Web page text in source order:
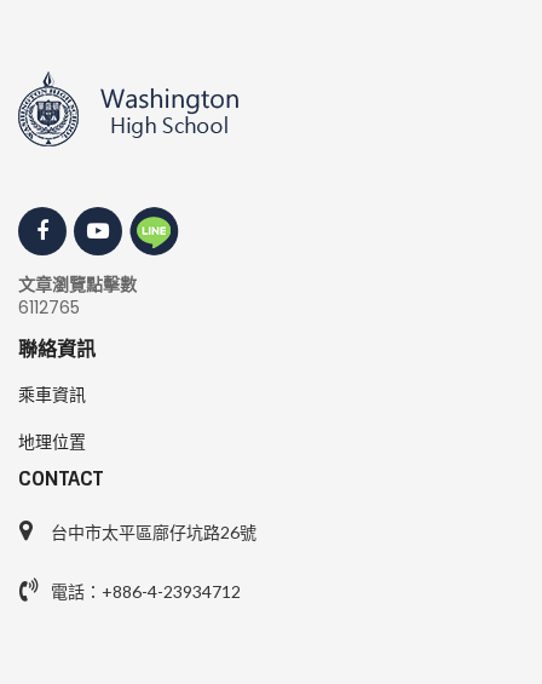
文章瀏覽點擊數
6112765
聯絡資訊
乘車資訊
地理位置
CONTACT
台中市太平區廍仔坑路26號
電話：+886-4-23934712